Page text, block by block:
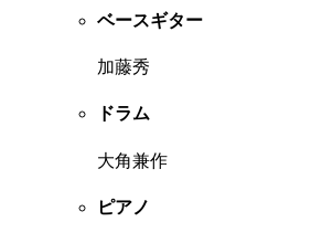
ベースギター
加藤秀
ドラム
大角兼作
ピアノ